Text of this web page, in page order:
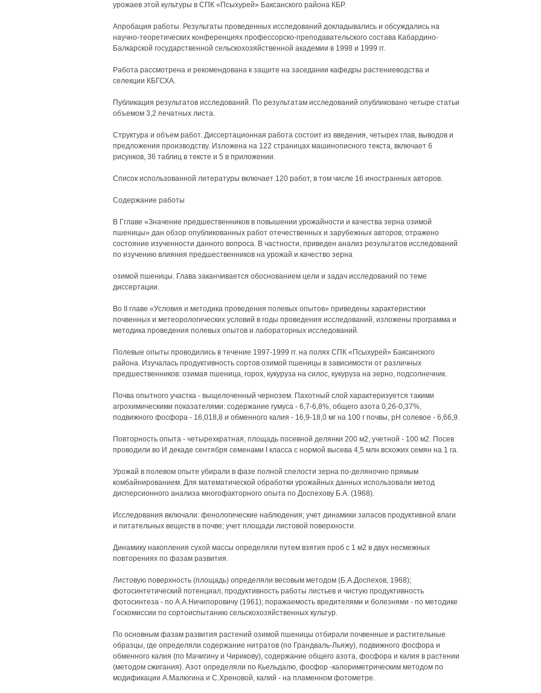
урожаев этой культуры в СПК «Псыхурей» Баксанского района КБР.
Апробация работы. Результаты проведенных исследований докладывались и обсуждались на
научно-теоретических конференциях профессорско-преподавательского состава Кабардино-
Балкарской государственной сельскохозяйственной академии в 1998 и 1999 гг.
Работа рассмотрена и рекомендована к защите на заседании кафедры растениеводства и
селекции КБГСХА.
Публикация результатов исследований. По результатам исследований опубликовано четыре статьи
объемом 3,2 печатных листа.
Структура и объем работ. Диссертационная работа состоит из введения, четырех глав, выводов и
предложения производству. Изложена на 122 страницах машинописного текста, включает 6
рисунков, 36 таблиц в тексте и 5 в приложении.
Список использованной литературы включает 120 работ, в том числе 16 иностранных авторов.
Содержание работы
В Гглаве «Значение предшественников в повышении урожайности и качества зерна озимой
пшеницы» дан обзор опубликованных работ отечественных и зарубежных авторов; отражено
состояние изученности данного вопроса. В частности, приведен анализ результатов исследований
по изучению влияния предшественников на урожай и качество зерна
озимой пшеницы. Глава заканчивается обоснованием цели и задач исследований по теме
диссертации.
Во II главе «Условия и методика проведения полевых опытов» приведены характеристики
почвенных и метеорологических условий в годы проведения исследований, изложены программа и
методика проведения полевых опытов и лабораторных исследований.
Полевые опыты проводились в течение 1997-1999 гг. на полях СПК «Псыхурей» Баксанского
района. Изучалась продуктивность сортов озимой пшеницы в зависимости от различных
предшественников: озимая пшеница, горох, кукуруза на силос, кукуруза на зерно, подсолнечник.
Почва опытного участка - выщелоченный чернозем. Пахотный слой характеризуется такими
агрохимическими показателями: содержание гумуса - 6,7-6,8%, общего азота 0,26-0,37%,
подвижного фосфора - 16,018,8 и обменного калия - 16,9-18,0 мг на 100 г почвы, рН солевое - 6,66,9.
Повторность опыта - четырехкратная, площадь посевной делянки 200 м2, учетной - 100 м2. Посев
проводили во И декаде сентября семенами I класса с нормой высева 4,5 млн.всхожих семян на 1 га.
Урожай в полевом опыте убирали в фазе полной спелости зерна по-деляночно прямым
комбайнированием. Для математической обработки урожайных данных использовали метод
дисперсионного анализа многофакторного опыта по Доспехову Б.А. (1968).
Исследования включали: фенологические наблюдения; учет динамики запасов продуктивной влаги
и питательных веществ в почве; учет площади листовой поверхности.
Динамику накопления сухой массы определяли путем взятия проб с 1 м2 в двух несмежных
повторениях по фазам развития.
Листовую поверхность (площадь) определяли весовым методом (Б.А.Доспехов, 1968);
фотосинтетический потенциал, продуктивность работы листьев и чистую продуктивность
фотосинтеза - по А.А.Ничипоровичу (1961); поражаемость вредителями и болезнями - по методике
Госкомиссии по сортоиспытанию сельскохозяйственных культур.
По основным фазам развития растений озимой пшеницы отбирали почвенные и растительные
образцы, где определяли содержание нитратов (по Грандваль-Льяжу), подвижного фосфора и
обменного калия (по Мачигину и Чирикову), содержание общего азота, фосфора и калия в растении
(методом сжигания). Азот определяли по Кьельдалю, фосфор -калориметрическим методом по
модификации А.Малюгина и С.Хреновой, калий - на пламенном фотометре.